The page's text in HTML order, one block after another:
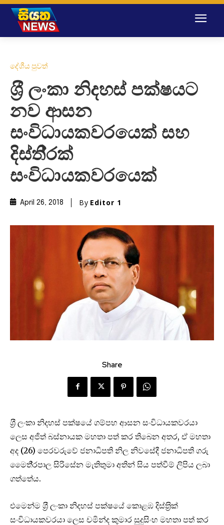
දේශීය පුවත්
ශ‍්‍රී ලංකා නිදහස් පක්ෂයට
නව ආසන
සංවිධායකවරයෙක් සහ
දිස්ති‍්‍රක්
සංවිධායකවරයෙක්
April 26, 2018 By Editor 1
Share
ශ‍්‍රී ලංකා නිදහස් පක්ෂයේ ගම්පහ ආසන සංවිධායකවරයා
ලෙස අජිත් බස්නායක මහතා පත් කර තිබෙන අතර, ඒ මහතා
අද (26) පෙරවරුවේ ජනාධිපති නිල නිවසේදී ජනාධිපති ගරු
මෛතී‍්‍රපාල සිරිසේන මැතිතුමා අතින් සිය පත්වීම් ලිපිය ලබා
ගත්තේය.
එමෙන්ම ශ‍්‍රී ලංකා නිදහස් පක්ෂයේ කොළඹ දිස්ත‍්‍රික්
සංවිධායකවරයා ලෙස චමින්ද කුමාර සුදුසිංහ මහතා පත් කර